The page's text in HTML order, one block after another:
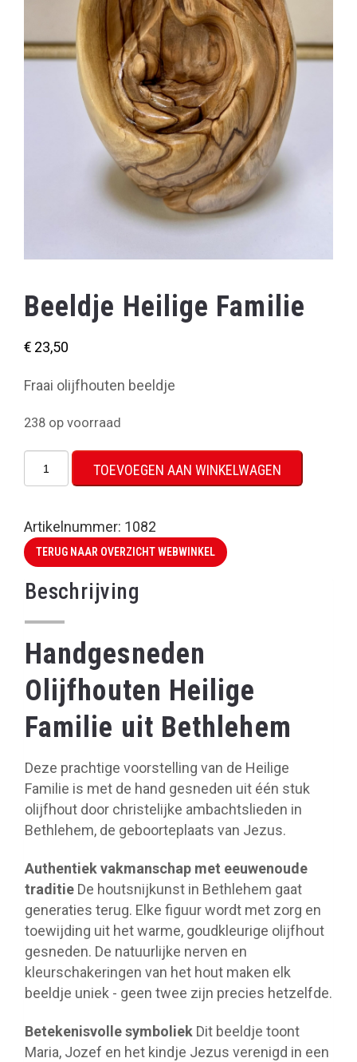
Beeldje Heilige Familie
€ 23,50
Fraai olijfhouten beeldje
238 op voorraad
Beeldje
Heilige
aantal
TOEVOEGEN AAN WINKELWAGEN
Artikelnummer: 1082
TERUG NAAR OVERZICHT WEBWINKEL
Beschrijving
Handgesneden
Olijfhouten Heilige
Familie uit Bethlehem
Deze prachtige voorstelling van de Heilige
Familie is met de hand gesneden uit één stuk
olijfhout door christelijke ambachtslieden in
Bethlehem, de geboorteplaats van Jezus.
Authentiek vakmanschap met eeuwenoude
traditie De houtsnijkunst in Bethlehem gaat
generaties terug. Elke figuur wordt met zorg en
toewijding uit het warme, goudkleurige olijfhout
gesneden. De natuurlijke nerven en
kleurschakeringen van het hout maken elk
beeldje uniek - geen twee zijn precies hetzelfde.
Betekenisvolle symboliek Dit beeldje toont
Maria, Jozef en het kindje Jezus verenigd in een